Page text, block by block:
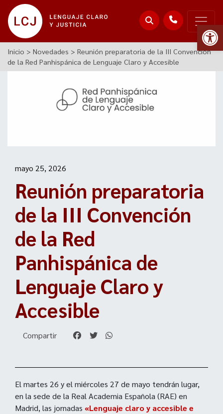
Inicio > Novedades > Reunión preparatoria de la III Convención
de la Red Panhispánica de Lenguaje Claro y Accesible
mayo 25, 2026
Reunión preparatoria
de la III Convención
de la Red
Panhispánica de
Lenguaje Claro y
Accesible
Compartir
El martes 26 y el miércoles 27 de mayo tendrán lugar,
en la sede de la Real Academia Española (RAE) en
Madrid, las jornadas «Lenguaje claro y accesible e